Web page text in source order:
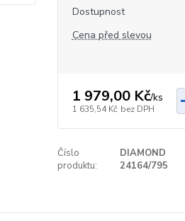
Dostupnost
Cena před slevou
1 979,00 Kč/ks
1 635,54 Kč bez DPH
Číslo
produktu:
DIAMOND
24164/795